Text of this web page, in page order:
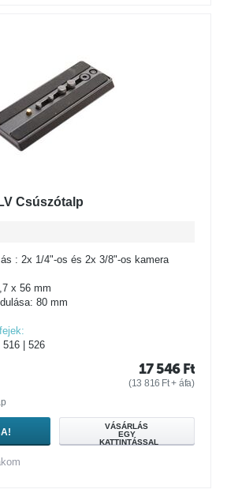
Csúszótalp
: 2x 1/4"-os és 2x 3/8"-os kamera
x 56 mm
80 mm
516 | 526
17 546 Ft
(13 816 Ft+ áfa)
VÁSÁRLÁS
EGY
KATTINTÁSSAL